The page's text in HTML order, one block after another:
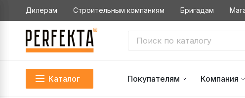
Дилерам Строительным компаниям Бригадам
Каталог Покупателям Компания